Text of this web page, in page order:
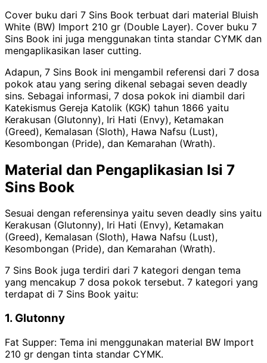
Cover buku dari 7 Sins Book terbuat dari material Bluish
White (BW) Import 210 gr (Double Layer). Cover buku 7
Sins Book ini juga menggunakan tinta standar CYMK dan
mengaplikasikan laser cutting.
Adapun, 7 Sins Book ini mengambil referensi dari 7 dosa
pokok atau yang sering dikenal sebagai seven deadly
sins. Sebagai informasi, 7 dosa pokok ini diambil dari
Katekismus Gereja Katolik (KGK) tahun 1866 yaitu
Kerakusan (Glutonny), Iri Hati (Envy), Ketamakan
(Greed), Kemalasan (Sloth), Hawa Nafsu (Lust),
Kesombongan (Pride), dan Kemarahan (Wrath).
Material dan Pengaplikasian Isi 7
Sins Book
Sesuai dengan referensinya yaitu seven deadly sins yaitu
Kerakusan (Glutonny), Iri Hati (Envy), Ketamakan
(Greed), Kemalasan (Sloth), Hawa Nafsu (Lust),
Kesombongan (Pride), dan Kemarahan (Wrath).
7 Sins Book juga terdiri dari 7 kategori dengan tema
yang mencakup 7 dosa pokok tersebut. 7 kategori yang
terdapat di 7 Sins Book yaitu:
1. Glutonny
Fat Supper: Tema ini menggunakan material BW Import
210 gr dengan tinta standar CYMK.